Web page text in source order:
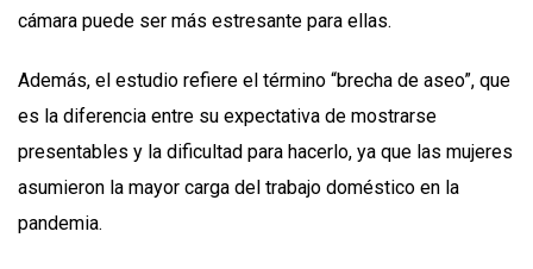
cámara puede ser más estresante para ellas.
Además, el estudio refiere el término “brecha de aseo”, que
es la diferencia entre su expectativa de mostrarse
presentables y la dificultad para hacerlo, ya que las mujeres
asumieron la mayor carga del trabajo doméstico en la
pandemia.